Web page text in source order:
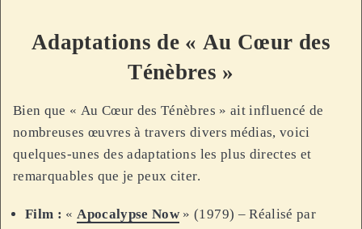
Adaptations de « Au Cœur des
Ténèbres »
Bien que « Au Cœur des Ténèbres » ait influencé de
nombreuses œuvres à travers divers médias, voici
quelques-unes des adaptations les plus directes et
remarquables que je peux citer.
Film : «Apocalypse Now » (1979) – Réalisé par